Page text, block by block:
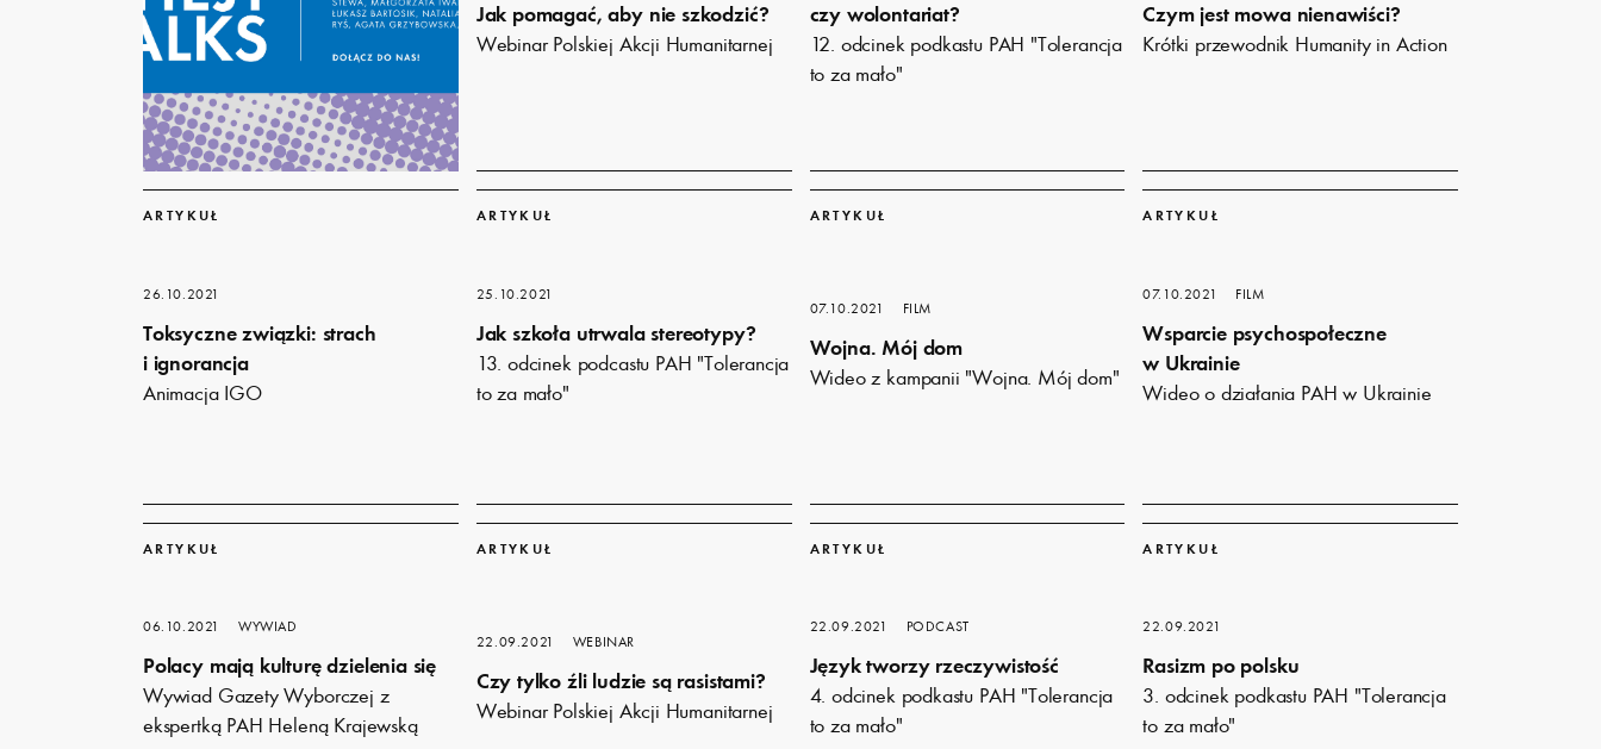
Jak pomagać, aby nie szkodzić?
Webinar Polskiej Akcji Humanitarnej
czy wolontariat?
12. odcinek podkastu PAH "Tolerancja
to za mało"
Czym jest mowa nienawiści?
Krótki przewodnik Humanity in Action
ARTYKUŁ
26.10.2021
Toksyczne związki: strach
i ignorancja
Animacja IGO
się
ARTYKUŁ
25.10.2021
Jak szkoła utrwala stereotypy?
13. odcinek podcastu PAH "Tolerancja
to za mało"
się
ARTYKUŁ
07.10.2021 FILM
Wojna. Mój dom
Wideo z kampanii "Wojna. Mój dom"
się
ARTYKUŁ
07.10.2021 FILM
Wsparcie psychospołeczne
w Ukrainie
Wideo o działania PAH w Ukrainie
się
ARTYKUŁ
06.10.2021 WYWIAD
Polacy mają kulturę dzielenia się
Wywiad Gazety Wyborczej z
ekspertką PAH Heleną Krajewską
się
ARTYKUŁ
22.09.2021 WEBINAR
Czy tylko źli ludzie są rasistami?
Webinar Polskiej Akcji Humanitarnej
się
ARTYKUŁ
22.09.2021 PODCAST
Język tworzy rzeczywistość
4. odcinek podkastu PAH "Tolerancja
to za mało"
się
ARTYKUŁ
22.09.2021
Rasizm po polsku
3. odcinek podkastu PAH "Tolerancja
to za mało"
się